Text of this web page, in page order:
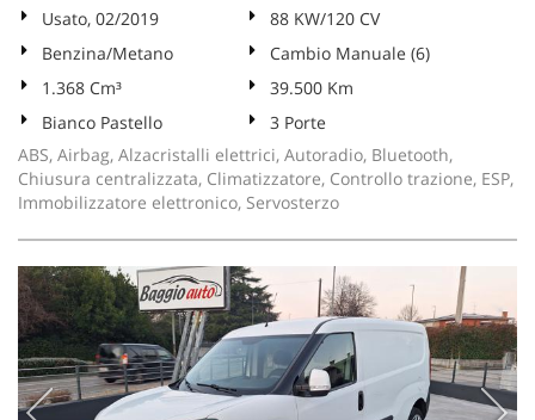
Usato, 02/2019
88 KW/120 CV
Benzina/Metano
Cambio Manuale (6)
1.368 Cm³
39.500 Km
Bianco Pastello
3 Porte
ABS, Airbag, Alzacristalli elettrici, Autoradio, Bluetooth,
Chiusura centralizzata, Climatizzatore, Controllo trazione, ESP,
Immobilizzatore elettronico, Servosterzo